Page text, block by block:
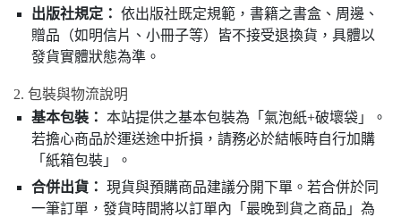
出版社規定： 依出版社既定規範，書籍之書盒、周邊、
贈品（如明信片、小冊子等）皆不接受退換貨，具體以
發貨實體狀態為準。
2. 包裝與物流說明
基本包裝： 本站提供之基本包裝為「氣泡紙+破壞袋」。
若擔心商品於運送途中折損，請務必於結帳時自行加購
「紙箱包裝」。
合併出貨： 現貨與預購商品建議分開下單。若合併於同
一筆訂單，發貨時間將以訂單內「最晚到貨之商品」為